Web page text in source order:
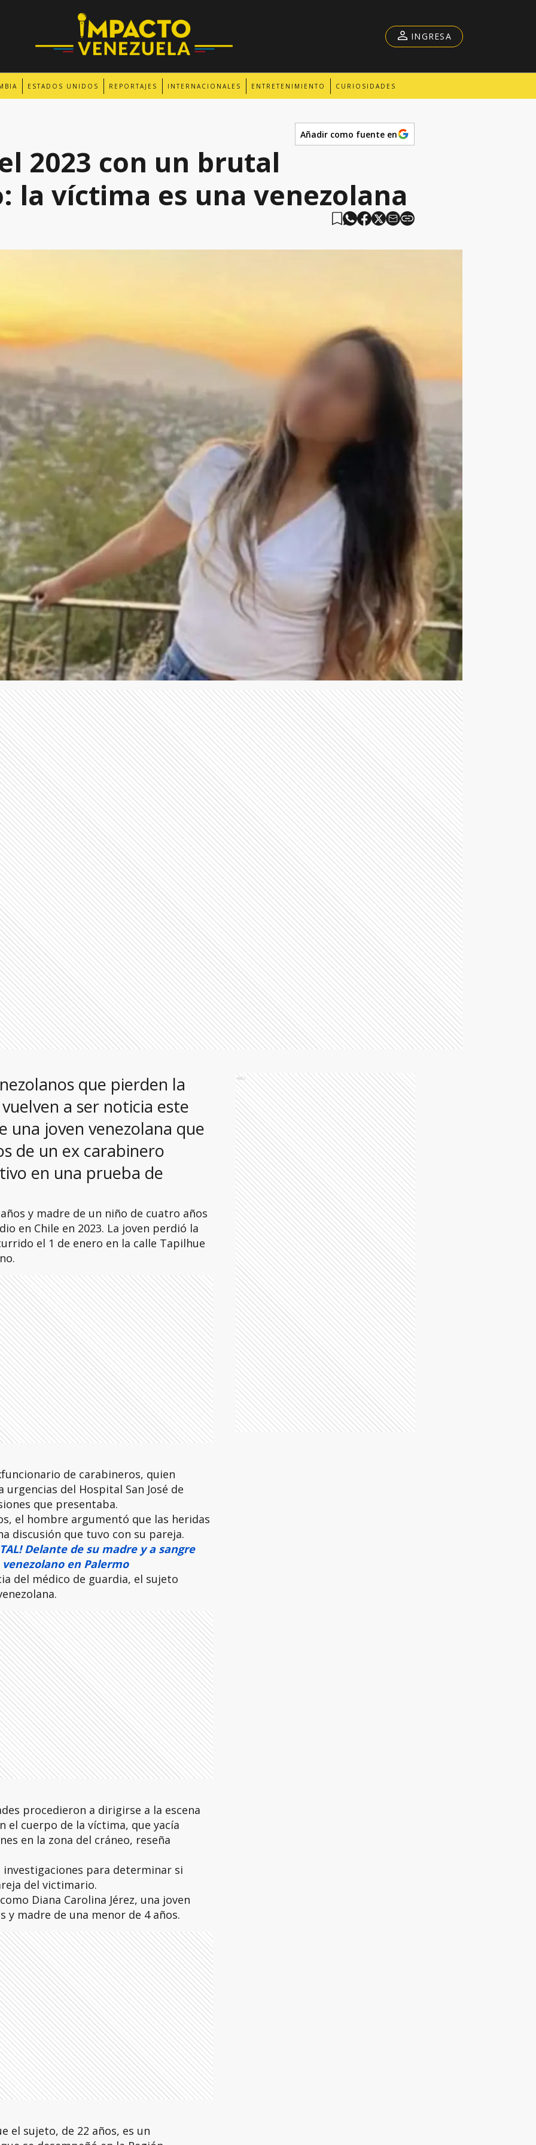
ESTADOS UNIDOS REPORTAJES INTERNACIONALES ENTRETENIMIENTO CURIOSIDADES
INGRESA
Añadir como fuente en
2023 con un brutal
la víctima es una venezolana
que pierden la
a ser noticia este
una joven venezolana que
de un ex carabinero
en una prueba de
y madre de un niño de cuatro años
en Chile en 2023. La joven perdió la
el 1 de enero en la calle Tapilhue
de carabineros, quien
del Hospital San José de
que presentaba.
el hombre argumentó que las heridas
discusión que tuvo con su pareja.
Delante de su madre y a sangre
en Palermo
del médico de guardia, el sujeto
procedieron a dirigirse a la escena
el cuerpo de la víctima, que yacía
en la zona del cráneo, reseña
para determinar si
del victimario.
Diana Carolina Jérez, una joven
y madre de una menor de 4 años.
el sujeto, de 22 años, es un
Ads